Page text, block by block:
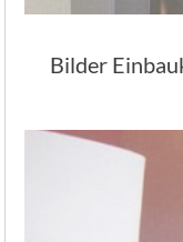
Bilder